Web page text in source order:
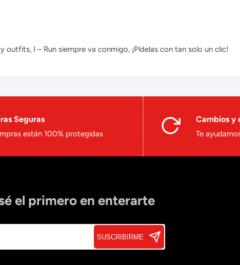
I – Run siempre va conmigo, ¡Pídelas con tan solo un clic!
Seguras
están 100% protegidas
Cambios y
Te
el primero en enterarte
SUSCRIBIRME